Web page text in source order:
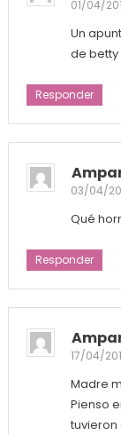
01/04/
Un
de betty
Responder
03/04/
Qué
Responder
17/04/
Madre
Pienso